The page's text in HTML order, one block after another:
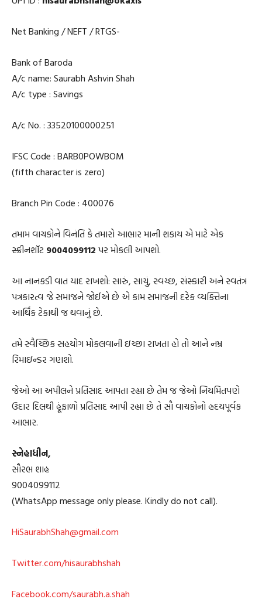
Net Banking / NEFT / RTGS-
Bank of Baroda
A/c name: Saurabh Ashvin Shah
A/c type : Savings
A/c No. : 33520100000251
IFSC Code : BARB0POWBOM
(fifth character is zero)
Branch Pin Code : 400076
તમામ વાચકોને વિનંતિ કે તમારો આભાર માની શકાય એ માટે એક
સ્ક્રીનશૉટ 9004099112 પર મોકલી આપશો.
આ નાનકડી વાત યાદ રાખશો: સારું, સાચું, સ્વચ્છ, સંસ્કારી અને સ્વતંત્ર
પત્રકારત્વ જે સમાજને જોઈએ છે એ કામ સમાજની દરેક વ્યક્તિના
આર્થિક ટેકાથી જ થવાનું છે.
તમે સ્વૈચ્છિક સહયોગ મોકલવાની ઇચ્છા રાખતા હો તો આને નમ્ર
રિમાઇન્ડર ગણશો.
જેઓ આ અપીલને પ્રતિસાદ આપતા રહ્યા છે તેમ જ જેઓ નિયમિતપણે
ઉદાર દિલથી હૂંફાળો પ્રતિસાદ આપી રહ્યા છે તે સૌ વાચકોનો હ્રદયપૂર્વક
આભાર.
સ્નેહાધીન,
સૌરભ શાહ
9004099112
(WhatsApp message only please. Kindly do not call).
HiSaurabhShah@gmail.com
Twitter.com/hisaurabhshah
Facebook.com/saurabh.a.shah